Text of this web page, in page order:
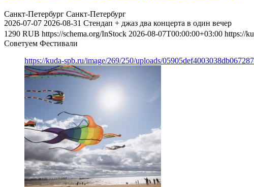
Санкт-Петербург Санкт-Петербург
2026-07-07 2026-08-31 Стендап + джаз два концерта в один вечер
1290 RUB https://schema.org/InStock 2026-08-07T00:00:00+03:00 https://
Советуем Фестивали
https://kuda-spb.ru/image/269/250/uploads/